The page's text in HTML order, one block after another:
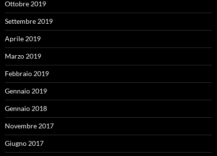
Ottobre 2019
Settembre 2019
Aprile 2019
Marzo 2019
Febbraio 2019
Gennaio 2019
Gennaio 2018
Novembre 2017
Giugno 2017